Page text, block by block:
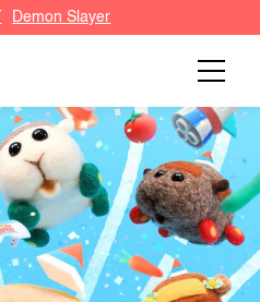
Demon Slayer
yang Sudah Ditunggu para
Anime yang Paling Populer!
di Bulan Oktober!!